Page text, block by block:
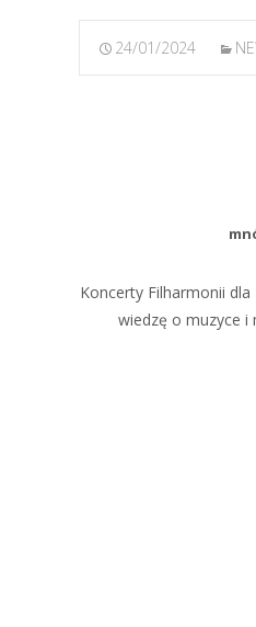
24/01/2024
Koncerty Filharmonii
wiedzę o muzyce i